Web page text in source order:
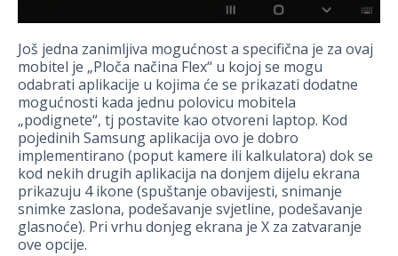
Još jedna zanimljiva mogućnost a specifična je za ovaj
mobitel je „Ploča načina Flex“ u kojoj se mogu
odabrati aplikacije u kojima će se prikazati dodatne
mogućnosti kada jednu polovicu mobitela
„podignete“, tj postavite kao otvoreni laptop. Kod
pojedinih Samsung aplikacija ovo je dobro
implementirano (poput kamere ili kalkulatora) dok se
kod nekih drugih aplikacija na donjem dijelu ekrana
prikazuju 4 ikone (spuštanje obavijesti, snimanje
snimke zaslona, podešavanje svjetline, podešavanje
glasnoće). Pri vrhu donjeg ekrana je X za zatvaranje
ove opcije.